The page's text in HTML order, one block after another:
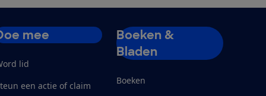
mee
lid
een actie of claim
Boeken &
Bladen
Boeken